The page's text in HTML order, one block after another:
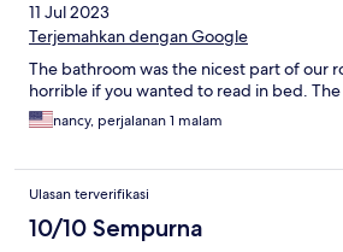
11 Jul 2023
Terjemahkan dengan Google
The bathroom was the nicest part of our
horrible if you wanted to read in bed.
nancy, perjalanan 1 malam
Ulasan terverifikasi
10/10 Sempurna